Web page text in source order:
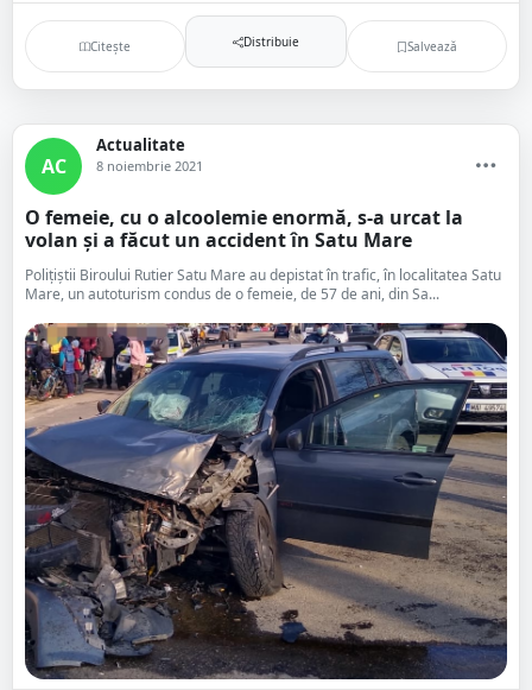
Citește Distribuie Salvează
AC
Actualitate
8 noiembrie 2021
O femeie, cu o alcoolemie enormă, s-a urcat la
volan și a făcut un accident în Satu Mare
Polițiștii Biroului Rutier Satu Mare au depistat în trafic, în localitatea Satu
Mare, un autoturism condus de o femeie, de 57 de ani, din Sa...